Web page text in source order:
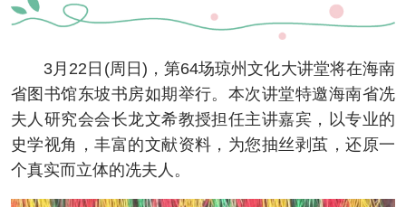
3月22日(周日)，第64场琼州文化大讲堂将在海南
省图书馆东坡书房如期举行。本次讲堂特邀海南省冼
夫人研究会会长龙文希教授担任主讲嘉宾，以专业的
史学视角，丰富的文献资料，为您抽丝剥茧，还原一
个真实而立体的冼夫人。